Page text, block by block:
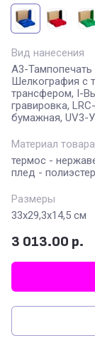
Вид нанесения
A3-Тампопечать
Шелкография с
трансфером, I-
гравировка,
бумажная, UV3-
Материал товара
термос -
плед -
Размеры
33х29,3х14,5 см
3 013.00 р.